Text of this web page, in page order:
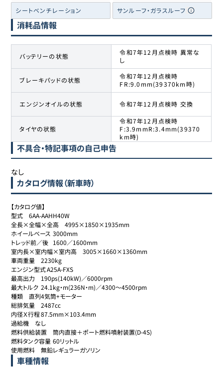
シートベンチレーション サンルーフ・ガラスルーフ
消耗品情報
バッテリーの状態
令和7年12月点検時 異常な
し
ブレーキパッドの状態
令和7年12月点検時
FR:9.0mm(39370km時)
エンジンオイルの状態 令和7年12月点検時 交換
タイヤの状態
令和7年12月点検時
F:3.9mmR:3.4mm(39370
km時)
不具合・特記事項の自己申告
なし
カタログ情報（新車時）
【カタログ値】
型式	6AA-AAHH40W
全長×全幅×全高	4995×1850×1935mm
ホイールベース	3000mm
トレッド前／後	1600／1600mm
室内長×室内幅×室内高	3005×1660×1360mm
車両重量	2230kg
エンジン型式	A25A-FXS
最高出力	190ps(140kW)／6000rpm
最大トルク	24.1kg・m(236N・m)／4300～4500rpm
種類	直列4気筒+モーター
総排気量	2487cc
内径Ｘ行程	87.5mm×103.4mm
過給機	なし
燃料供給装置	筒内直接＋ポート燃料噴射装置(D-4S)
燃料タンク容量	60リットル
使用燃料	無鉛レギュラーガソリン
車種情報